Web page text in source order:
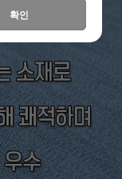
확인